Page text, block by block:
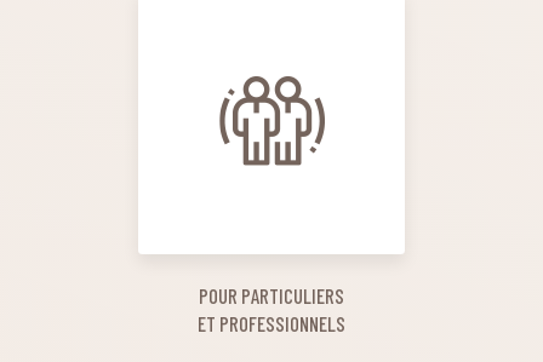
POUR PARTICULIERS
ET PROFESSIONNELS